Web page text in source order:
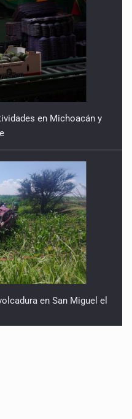
en Michoacán y
en San Miguel el